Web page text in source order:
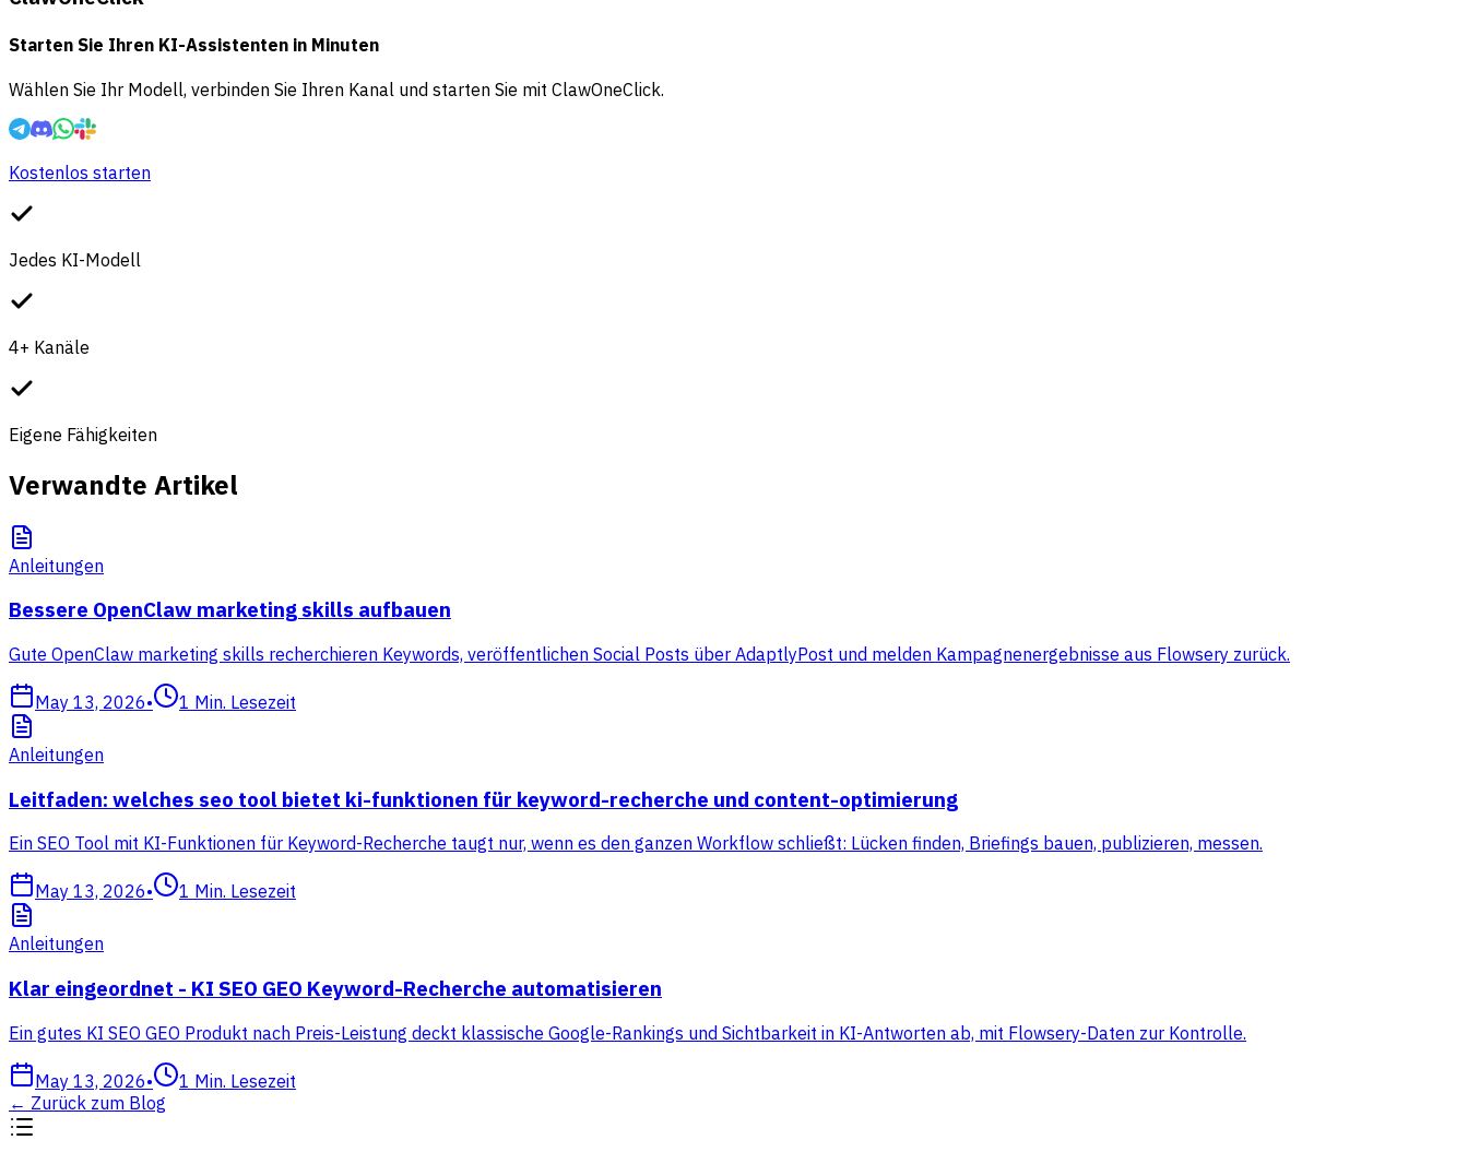
Starten Sie Ihren KI-Assistenten in Minuten
Wählen Sie Ihr Modell, verbinden Sie Ihren Kanal und starten Sie mit ClawOneClick.
Kostenlos starten
Jedes KI-Modell
4+ Kanäle
Eigene Fähigkeiten
Verwandte Artikel
Anleitungen
Bessere OpenClaw marketing skills aufbauen
Gute OpenClaw marketing skills recherchieren Keywords, veröffentlichen Social Posts über AdaptlyPost und melden Kampagnenergebnisse aus Flowsery zurück.
May 13, 2026• 1 Min. Lesezeit
Anleitungen
Leitfaden: welches seo tool bietet ki-funktionen für keyword-recherche und content-optimierung
Ein SEO Tool mit KI-Funktionen für Keyword-Recherche taugt nur, wenn es den ganzen Workflow schließt: Lücken finden, Briefings bauen, publizieren, messen.
May 13, 2026• 1 Min. Lesezeit
Anleitungen
Klar eingeordnet - KI SEO GEO Keyword-Recherche automatisieren
Ein gutes KI SEO GEO Produkt nach Preis-Leistung deckt klassische Google-Rankings und Sichtbarkeit in KI-Antworten ab, mit Flowsery-Daten zur Kontrolle.
May 13, 2026• 1 Min. Lesezeit
← Zurück zum Blog